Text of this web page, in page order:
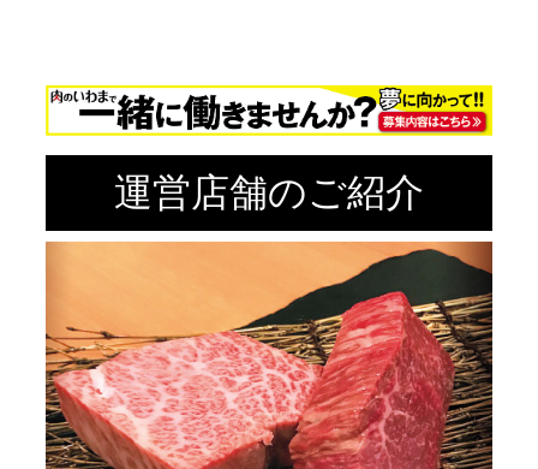
運営店舗のご紹介